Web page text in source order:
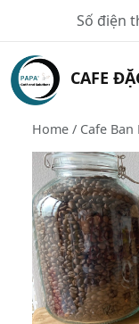
content
Số điện
CAFE
Home/ Cafe Ban